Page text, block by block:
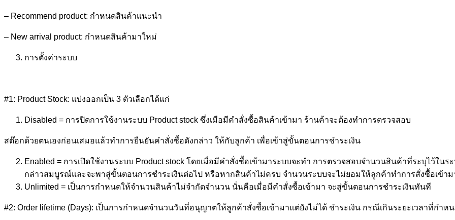
– Recommend product: กำหนดสินค้าแนะนำ
– New arrival product: กำหนดสินค้ามาใหม่
การตั้งค่าระบบ
#1: Product Stock: แบ่งออกเป็น 3 ตัวเลือกได้แก่
Disabled = การปิดการใช้งานระบบ Product stock ซึ่งเมือมีคำสั่งซื้อสินค้าเข้ามา ร้านค้าจะต้องทำการตรวจสอบ
สต๊อกด้วยตนเองก่อนเสมอแล้วทำการยืนยันคำสั่งซื้อดังกล่าว ให้กับลูกค้า เพื่อเข้าสู่ขั้นตอนการชำระเงิน
Enabled = การเปิดใช้งานระบบ Product stock โดยเมื่อมีคำสั่งซื้อเข้ามาระบบจะทำ การตรวจสอบจำนวนสินค้าที่ระบุไว้ใ
กล่าวสมบูรณ์และจะพาสู่ขั้นตอนการชำระเงินต่อไป หรือหากสินค้าไม่ครบ จำนวนระบบจะไม่ยอมให้ลูกค้าทำการสั่งซื้อเข้าม
Unlimited = เป็นการกำหนดให้จำนวนสินค้าไม่จำกัดจำนวน นั่นคือเมื่อมีคำสั่งซื้อเข้ามา จะสู่ขั้นตอนการชำระเงินทันที
#2: Order lifetime (Days): เป็นการกำหนดจำนวนวันที่อนุญาตให้ลูกค้าสั่งซื้อเข้ามาแต่ยังไม่ได้ ชำระเงิน กรณีเกินระยะเวลาที่กำ